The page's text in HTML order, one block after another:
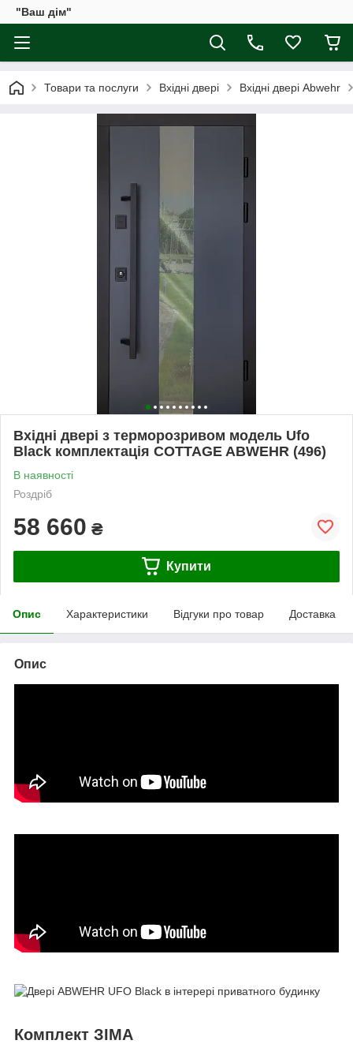
"Ваш дім"
Товари та послуги Вхідні двері Вхідні двері Abwehr
Вхідні двері з терморозривом модель Ufo
Black комплектація COTTAGE ABWEHR (496)
В наявності
Роздріб
58 660 ₴
Купити
Опис Характеристики Відгуки про товар Доставка
Опис
Комплект ЗІМА